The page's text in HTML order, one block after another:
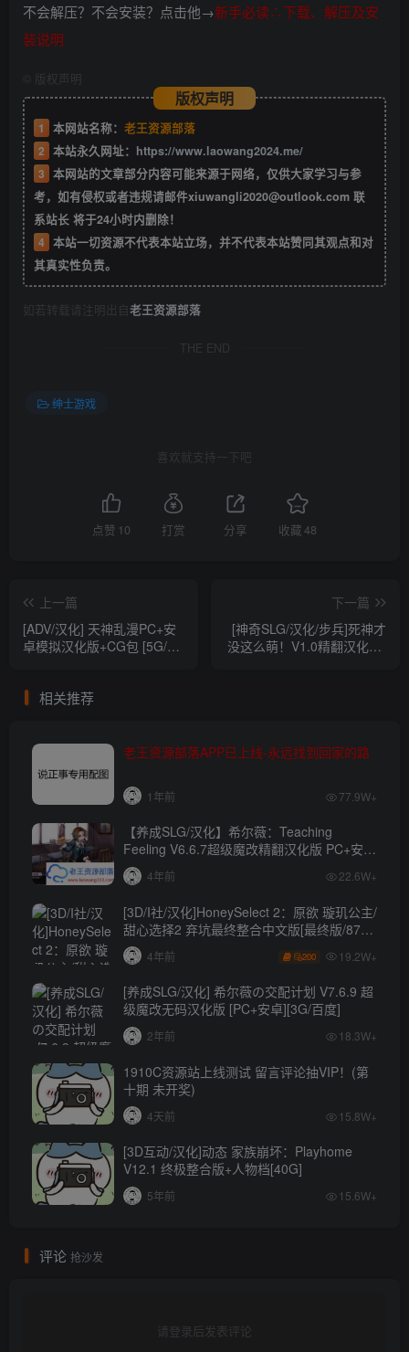
不会解压？不会安装？点击他→新手必读∴下载、解压及安
装说明
版权声明
版权声明
1 本网站名称： 老王资源部落
2 本站永久网址： https://www.laowang2024.me/
3 本网站的文章部分内容可能来源于网络，仅供大家学习与参
考，如有侵权或者违规请邮件xiuwangli2020@outlook.com 联
系站长 将于24小时内删除！
4 本站一切资源不代表本站立场，并不代表本站赞同其观点和对
其真实性负责。
如若转载请注明出自老王资源部落
THE END
绅士游戏
喜欢就支持一下吧
点赞 10 打赏 分享 收藏48
上一篇
[ADV/汉化] 天神乱漫PC+安
卓模拟汉化版+CG包 [5G/百
下一篇
[神奇SLG/汉化/步兵]死神才
没这么萌！V1.0精翻汉化版-
相关推荐
老王资源部落APP已上线-永远找到回家的路
1年前 77.9W+
【养成SLG/汉化】希尔薇：Teaching
Feeling V6.6.7超级魔改精翻汉化版 PC+安卓
【4.3G】
4年前 22.6W+
[3D/I社/汉化]HoneySelect 2：原欲 璇玑公主/
甜心选择2 弃坑最终整合中文版[最终版/87G/
秒传]
4年前 200 19.2W+
[养成SLG/汉化] 希尔薇の交配计划 V7.6.9 超
级魔改无码汉化版 [PC+安卓][3G/百度]
2年前 18.3W+
1910C资源站上线测试 留言评论抽VIP！(第
十期 未开奖)
4天前 15.8W+
[3D互动/汉化]动态 家族崩坏：Playhome
V12.1 终极整合版+人物档[40G]
5年前 15.6W+
评论 抢沙发
请登录后发表评论